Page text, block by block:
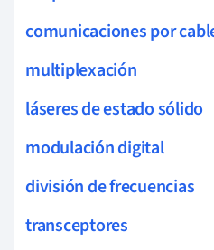
comunicaciones por
multiplexación
láseres de estado sólido
modulación digital
división de frecuencias
transceptores